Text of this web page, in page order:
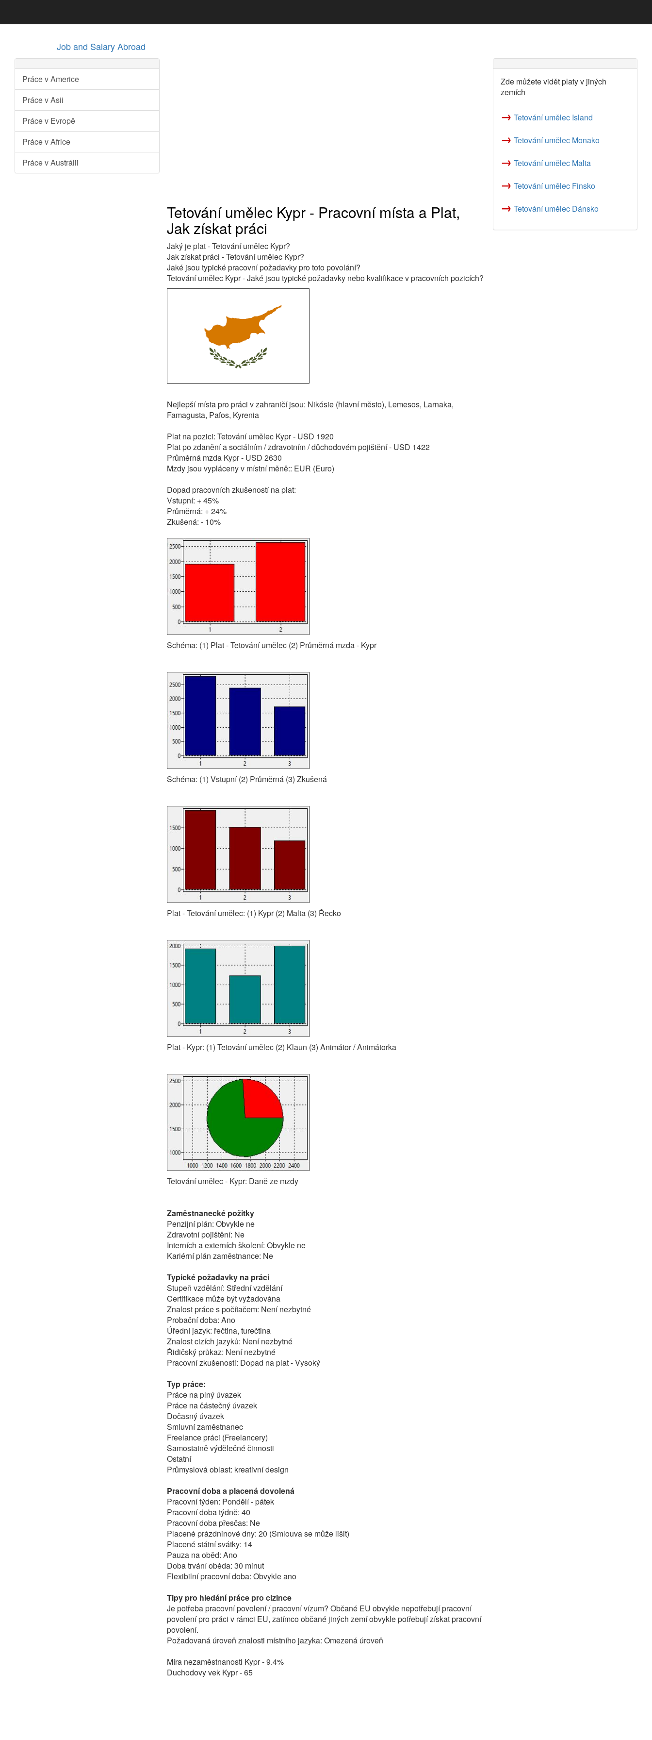
Job and Salary Abroad
Práce v Americe
Práce v Asii
Práce v Evropě
Práce v Africe
Práce v Austrálii
Tetování umělec Kypr - Pracovní místa a Plat,
Jak získat práci
Jaký je plat - Tetování umělec Kypr?
Jak získat práci - Tetování umělec Kypr?
Jaké jsou typické pracovní požadavky pro toto povolání?
Tetování umělec Kypr - Jaké jsou typické požadavky nebo kvalifikace v pracovních pozicích?
Nejlepší místa pro práci v zahraničí jsou: Nikósie (hlavní město), Lemesos, Larnaka,
Famagusta, Pafos, Kyrenia
Plat na pozici: Tetování umělec Kypr - USD 1920
Plat po zdanění a sociálním / zdravotním / důchodovém pojištění - USD 1422
Průměrná mzda Kypr - USD 2630
Mzdy jsou vypláceny v místní měně:: EUR (Euro)
Dopad pracovních zkušeností na plat:
Vstupní: + 45%
Průměrná: + 24%
Zkušená: - 10%
Schéma: (1) Plat - Tetování umělec (2) Průměrná mzda - Kypr
Schéma: (1) Vstupní (2) Průměrná (3) Zkušená
Plat - Tetování umělec: (1) Kypr (2) Malta (3) Řecko
Plat - Kypr: (1) Tetování umělec (2) Klaun (3) Animátor / Animátorka
Tetování umělec - Kypr: Daně ze mzdy
Zaměstnanecké požitky
Penzijní plán: Obvykle ne
Zdravotní pojištění: Ne
Interních a externích školení: Obvykle ne
Kariérní plán zaměstnance: Ne
Typické požadavky na práci
Stupeň vzdělání: Střední vzdělání
Certifikace může být vyžadována
Znalost práce s počítačem: Není nezbytné
Probační doba: Ano
Úřední jazyk: řečtina, turečtina
Znalost cizích jazyků: Není nezbytné
Řidičský průkaz: Není nezbytné
Pracovní zkušenosti: Dopad na plat - Vysoký
Typ práce:
Práce na plný úvazek
Práce na částečný úvazek
Dočasný úvazek
Smluvní zaměstnanec
Freelance práci (Freelancery)
Samostatně výdělečné činnosti
Ostatní
Průmyslová oblast: kreativní design
Pracovní doba a placená dovolená
Pracovní týden: Pondělí - pátek
Pracovní doba týdně: 40
Pracovní doba přesčas: Ne
Placené prázdninové dny: 20 (Smlouva se může lišit)
Placené státní svátky: 14
Pauza na oběd: Ano
Doba trvání oběda: 30 minut
Flexibilní pracovní doba: Obvykle ano
Tipy pro hledání práce pro cizince
Je potřeba pracovní povolení / pracovní vízum? Občané EU obvykle nepotřebují pracovní
povolení pro práci v rámci EU, zatímco občané jiných zemí obvykle potřebují získat pracovní
povolení.
Požadovaná úroveň znalosti místního jazyka: Omezená úroveň
Míra nezaměstnanosti Kypr - 9.4%
Duchodovy vek Kypr - 65
Zde můžete vidět platy v jiných
zemích
→ Tetování umělec Island
→ Tetování umělec Monako
→ Tetování umělec Malta
→ Tetování umělec Finsko
→ Tetování umělec Dánsko